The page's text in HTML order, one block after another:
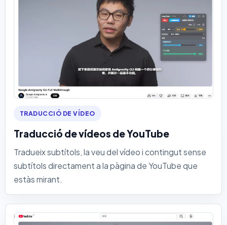
TRADUCCIÓ DE VÍDEO
Traducció de vídeos de YouTube
Tradueix subtítols, la veu del vídeo i contingut sense
subtítols directament a la pàgina de YouTube que
estàs mirant.